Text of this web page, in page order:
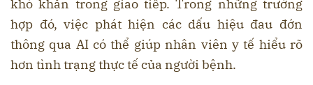
khó khăn trong giao tiếp. Trong những trường
hợp đó, việc phát hiện các dấu hiệu đau đớn
thông qua AI có thể giúp nhân viên y tế hiểu rõ
hơn tình trạng thực tế của người bệnh.